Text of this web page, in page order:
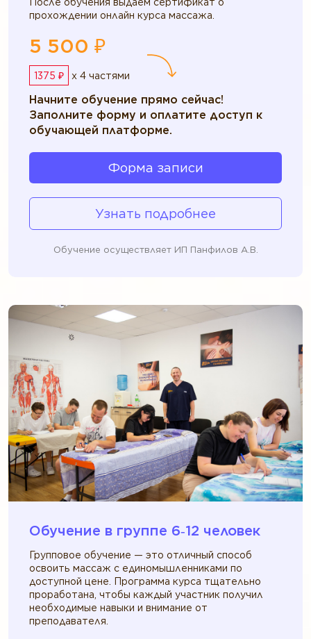
После обучения выдаем сертификат о
прохождении онлайн курса массажа.
5 500 ₽
1375 ₽ x 4 частями
Начните обучение прямо сейчас!
Заполните форму и оплатите доступ к
обучающей платформе.
Форма записи
Узнать подробнее
Обучение осуществляет ИП Панфилов А.В.
Обучение в группе 6‑12 человек
Групповое обучение — это отличный способ
освоить массаж с единомышленниками по
доступной цене. Программа курса тщательно
проработана, чтобы каждый участник получил
необходимые навыки и внимание от
преподавателя.